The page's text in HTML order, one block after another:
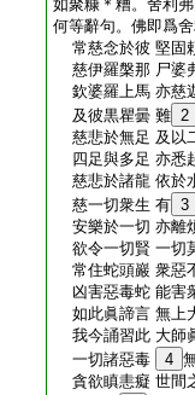
如聚糠＊糟。舍利
何等辭句。佛即爲
常慈念於彼 堅固
慈伊羅槃那 尸婆
欽婆羅上馬 亦慈
及彼黒瞿曇 難 2
慈悲於無足 及以
四足與多足 亦悉
慈悲於諸龍 依於
慈一切衆生 有 3
安樂於一切 亦離
欲令一切賢 一切
常住蛇頭巖 衆惡
凶害惡毒蛇 能害
如此眞諦言 無上
我今誦習此 大師
一切諸惡毒
4
貪欲瞋恚癡 世間